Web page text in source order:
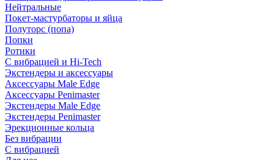
Нейтральные
Покет-мастурбаторы и яйца
Полуторс (попа)
Попки
Ротики
С вибрацией и Hi-Tech
Экстендеры и аксессуары
Аксессуары Male Edge
Аксессуары Penimaster
Экстендеры Male Edge
Экстендеры Penimaster
Эрекционные кольца
Без вибрации
С вибрацией